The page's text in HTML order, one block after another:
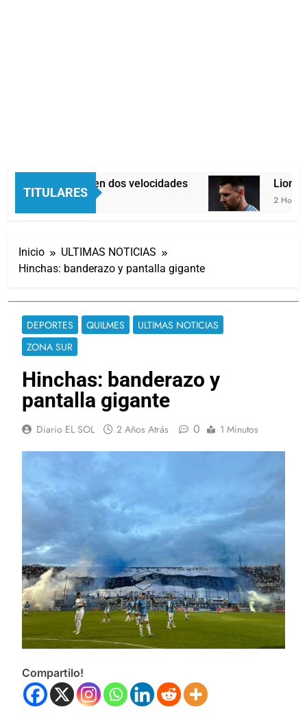
TITULARES
Economía en dos velocidades
1 Hora Atrás
Lionel
2 Horas
Inicio
ULTIMAS NOTICIAS
Hinchas: banderazo y pantalla gigante
DEPORTES QUILMES
ULTIMAS NOTICIAS
ZONA SUR
Hinchas: banderazo y
pantalla gigante
Diario EL SOL 2 Años Atrás 0 1 Minutos
Compartilo!